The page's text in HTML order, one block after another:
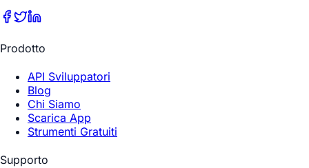
Prodotto
API Sviluppatori
Blog
Chi Siamo
Scarica App
Strumenti Gratuiti
Supporto